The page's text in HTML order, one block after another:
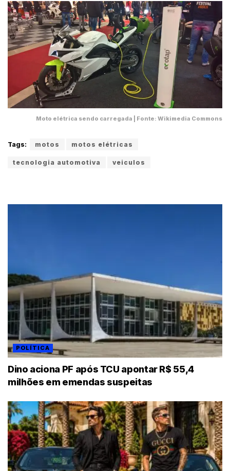
Moto elétrica sendo carregada | Fonte: Wikimedia Commons
Tags: motos motos elétricas
tecnologia automotiva veiculos
POLÍTICA
Dino aciona PF após TCU apontar R$ 55,4
milhões em emendas suspeitas